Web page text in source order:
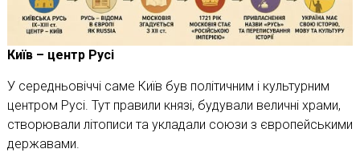
Київ – центр Русі
У середньовіччі саме Київ був політичним і культурним
центром Русі. Тут правили князі, будували величні храми,
створювали літописи та укладали союзи з європейськими
державами.